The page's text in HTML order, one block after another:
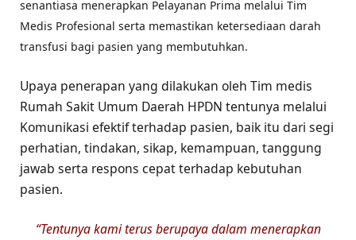
senantiasa menerapkan Pelayanan Prima melalui Tim
Medis Profesional serta memastikan ketersediaan darah
transfusi bagi pasien yang membutuhkan.
Upaya penerapan yang dilakukan oleh Tim medis
Rumah Sakit Umum Daerah HPDN tentunya melalui
Komunikasi efektif terhadap pasien, baik itu dari segi
perhatian, tindakan, sikap, kemampuan, tanggung
jawab serta respons cepat terhadap kebutuhan
pasien.
“Tentunya kami terus berupaya dalam menerapkan